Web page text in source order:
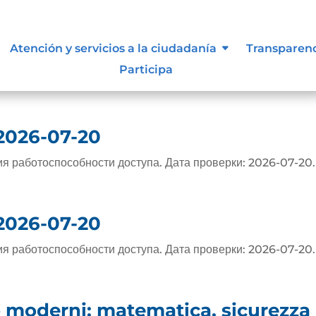
Atención y servicios a la ciudadanía
Participa
– https://test.com
07-20
работоспособности доступа. Дата проверки: 2026-07-20.
07-20
работоспособности доступа. Дата проверки: 2026-07-20.
matematica, sicurezza